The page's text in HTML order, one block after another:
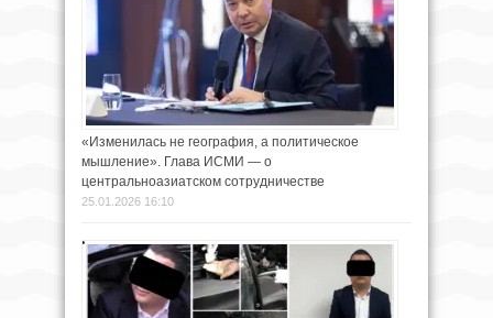
«Изменилась не география, а политическое
мышление». Глава ИСМИ — о
центральноазиатском сотрудничестве
25.01.2026 16:10